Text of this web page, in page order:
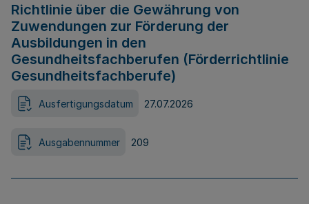
Richtlinie über die Gewährung von
Zuwendungen zur Förderung der
Ausbildungen in den
Gesundheitsfachberufen (Förderrichtlinie
Gesundheitsfachberufe)
Ausfertigungsdatum 27.07.2026
Ausgabennummer 209